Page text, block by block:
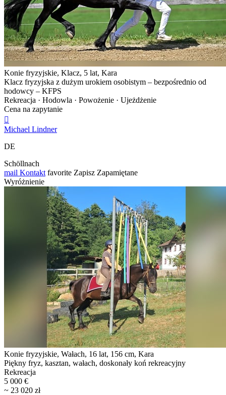
Konie fryzyjskie, Klacz, 5 lat, Kara
Klacz fryzyjska z dużym urokiem osobistym – bezpośrednio od
hodowcy – KFPS
Rekreacja · Hodowla · Powożenie · Ujeżdżenie
Cena na zapytanie

Michael Lindner
DE
Schöllnach
mail Kontakt favorite Zapisz Zapamiętane
Wyróżnienie
Konie fryzyjskie, Wałach, 16 lat, 156 cm, Kara
Piękny fryz, kasztan, wałach, doskonały koń rekreacyjny
Rekreacja
5 000 €
~ 23 020 zł